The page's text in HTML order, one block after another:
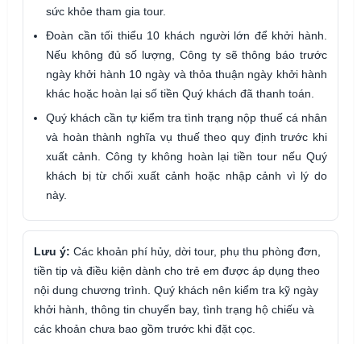
sức khỏe tham gia tour.
Đoàn cần tối thiểu 10 khách người lớn để khởi hành.
Nếu không đủ số lượng, Công ty sẽ thông báo trước
ngày khởi hành 10 ngày và thỏa thuận ngày khởi hành
khác hoặc hoàn lại số tiền Quý khách đã thanh toán.
Quý khách cần tự kiểm tra tình trạng nộp thuế cá nhân
và hoàn thành nghĩa vụ thuế theo quy định trước khi
xuất cảnh. Công ty không hoàn lại tiền tour nếu Quý
khách bị từ chối xuất cảnh hoặc nhập cảnh vì lý do
này.
Lưu ý: Các khoản phí hủy, dời tour, phụ thu phòng đơn,
tiền tip và điều kiện dành cho trẻ em được áp dụng theo
nội dung chương trình. Quý khách nên kiểm tra kỹ ngày
khởi hành, thông tin chuyến bay, tình trạng hộ chiếu và
các khoản chưa bao gồm trước khi đặt cọc.